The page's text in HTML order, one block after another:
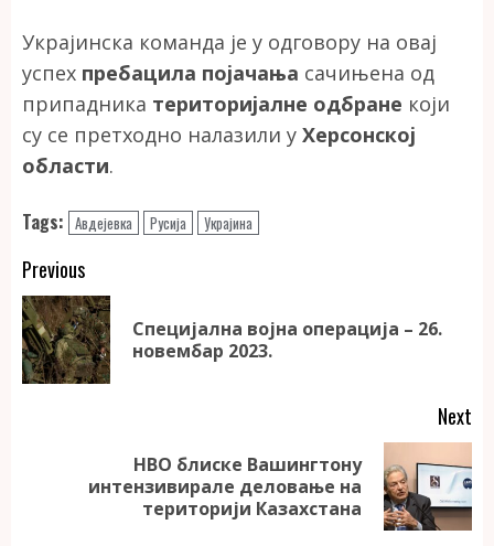
Украјинска команда је у одговору на овај
успех пребацила појачања сачињена од
припадника територијалне одбране који
су се претходно налазили у Херсонској
области.
Tags: Авдејевка Русија Украјина
Continue
Reading
Previous
Специјална војна операција – 26.
новембар 2023.
Next
НВО блиске Вашингтону
интензивирале деловање на
територији Казахстана